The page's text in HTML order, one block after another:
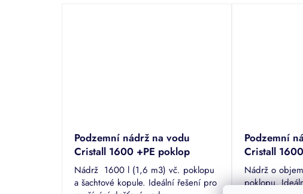
Podzemní nádrž na vodu
Cristall 1600 +PE poklop
+šachta
Nádrž 1600 l (1,6 m3) vč. poklopu
a šachtové kopule. Ideální řešení pro
Podzemní
Cristall
Nádrž o
poklopu.